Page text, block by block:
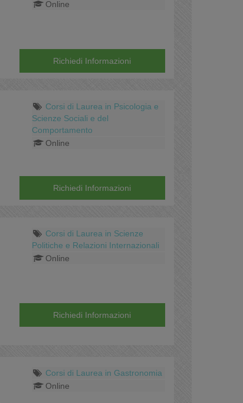
Online
Richiedi Informazioni
Corsi di Laurea in Psicologia e
Scienze Sociali e del
Comportamento
Online
Richiedi Informazioni
Corsi di Laurea in Scienze
Politiche e Relazioni Internazionali
Online
Richiedi Informazioni
Corsi di Laurea in Gastronomia
Online